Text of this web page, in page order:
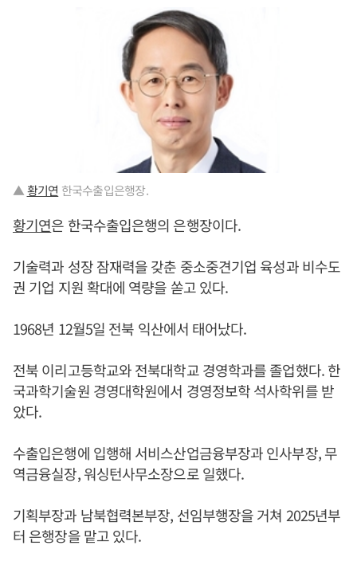
▲황기연 한국수출입은행장.
황기연은 한국수출입은행의 은행장이다.
기술력과 성장 잠재력을 갖춘 중소중견기업 육성과 비수도
권 기업 지원 확대에 역량을 쏟고 있다.
1968년 12월5일 전북 익산에서 태어났다.
전북 이리고등학교와 전북대학교 경영학과를 졸업했다. 한
국과학기술원 경영대학원에서 경영정보학 석사학위를 받
았다.
수출입은행에 입행해 서비스산업금융부장과 인사부장, 무
역금융실장, 워싱턴사무소장으로 일했다.
기획부장과 남북협력본부장, 선임부행장을 거쳐 2025년부
터 은행장을 맡고 있다.